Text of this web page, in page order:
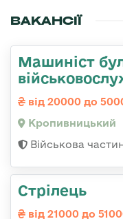
ВАКАНСІЇ
Машиніст
від 20000 до
Кропивницький
Військова
Стрілець
від 21000 до